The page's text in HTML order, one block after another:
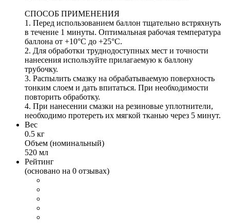
СПОСОБ ПРИМЕНЕНИЯ
1. Перед использованием баллон тщательно встряхнуть
в течение 1 минуты. Оптимальная рабочая температура
баллона от +10°С до +25°С.
2. Для обработки труднодоступных мест и точности
нанесения используйте прилагаемую к баллону
трубочку.
3. Распылить смазку на обрабатываемую поверхность
тонким слоем и дать впитаться. При необходимости
повторить обработку.
4. При нанесении смазки на резиновые уплотнители,
необходимо протереть их мягкой тканью через 5 минут.
Вес
0.5 кг
Объем (номинальный)
520 мл
Рейтинг
(основано на 0 отзывах)